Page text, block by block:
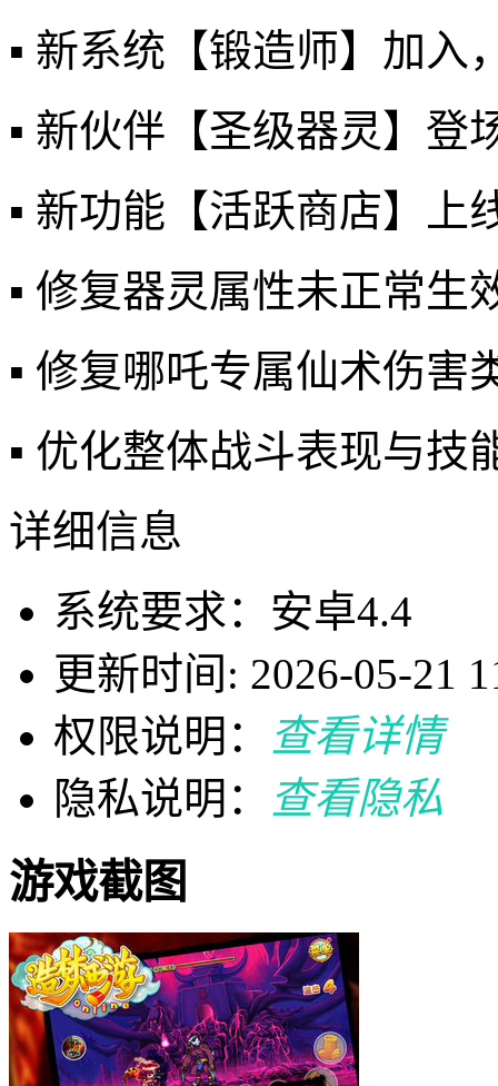
▪️ 新系统【锻造师】加入
▪️ 新伙伴【圣级器灵】登
▪️ 新功能【活跃商店】上
▪️ 修复器灵属性未正常生
▪️ 修复哪吒专属仙术伤害
▪️ 优化整体战斗表现与技
详细信息
系统要求：安卓4.4
更新时间: 2026-05-21
权限说明：
查看详情
隐私说明：
查看隐私
游戏截图